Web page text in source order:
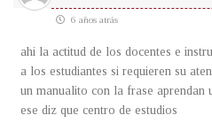
6 años atrás
ahi la actitud de los docentes e
a los estudiantes si requieren su
un manualito con la frase aprendan
ese diz que centro de estudios